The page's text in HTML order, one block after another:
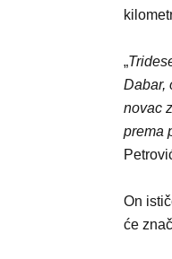
„
Dabar,
novac
prema
On
će